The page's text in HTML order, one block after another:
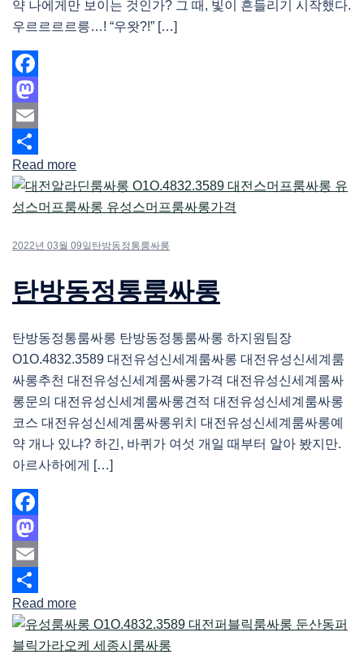
약 나에게만 보이는 것인가? 그 때, 빛이 흔들리기 시작했다.
우르르르르릉…! “우왓?!” […]
Facebook
Mastodon
Email
Share
Read more
2022년 03월 09일 탄방동정통룸싸롱
탄방동정통룸싸롱
탄방동정통룸싸롱 탄방동정통룸싸롱 하지원팀장
O1O.4832.3589 대전유성신세계룸싸롱 대전유성신세계룸
싸롱추천 대전유성신세계룸싸롱가격 대전유성신세계룸싸
롱문의 대전유성신세계룸싸롱견적 대전유성신세계룸싸롱
코스 대전유성신세계룸싸롱위치 대전유성신세계룸싸롱예
약 개나 있냐? 하긴, 바퀴가 여섯 개일 때부터 알아 봤지만.
아르사하에게 […]
Facebook
Mastodon
Email
Share
Read more